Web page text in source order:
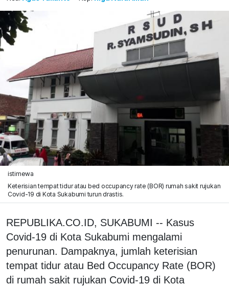
istimewa
Keterisian tempat tidur atau bed occupancy rate (BOR) rumah sakit rujukan
Covid-19 di Kota Sukabumi turun drastis.
REPUBLIKA.CO.ID, SUKABUMI -- Kasus
Covid-19 di Kota Sukabumi mengalami
penurunan. Dampaknya, jumlah keterisian
tempat tidur atau Bed Occupancy Rate (BOR)
di rumah sakit rujukan Covid-19 di Kota